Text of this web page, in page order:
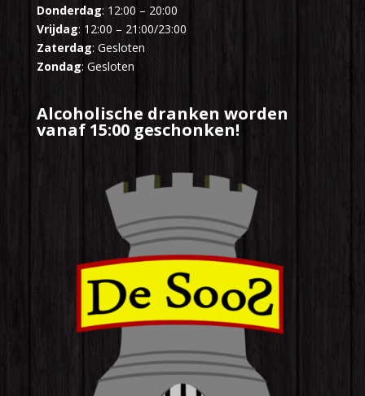
Donderdag: 12:00 – 20:00
Vrijdag: 12:00 – 21:00/23:00
Zaterdag: Gesloten
Zondag: Gesloten
Alcoholische dranken worden
vanaf 15:00 geschonken!